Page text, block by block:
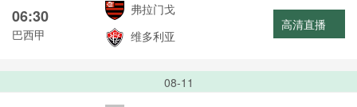
06:30
巴西甲
弗拉门戈
维多利亚
高清直播
08-11